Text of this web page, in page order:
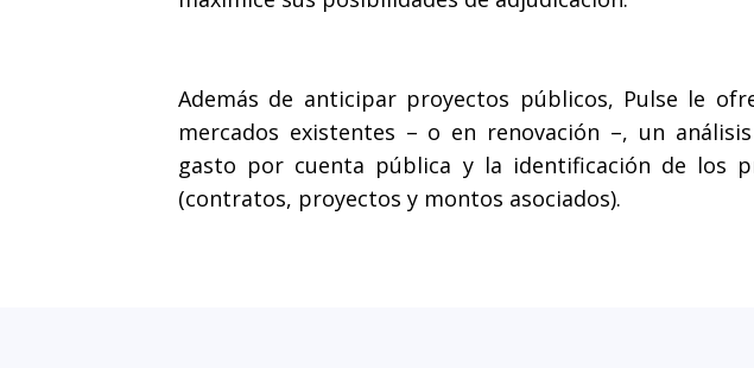
Además de anticipar proyectos públicos, Pulse le
mercados existentes – o en renovación –, un
gasto por cuenta pública y la identificación de los
(contratos, proyectos y montos asociados).